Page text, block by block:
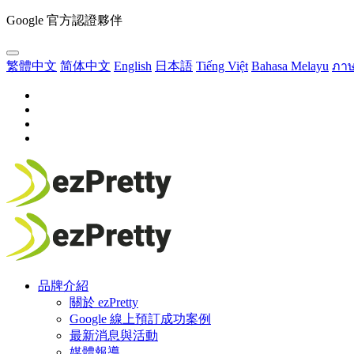
Google 官方認證夥伴
繁體中文 简体中文 English 日本語 Tiếng Việt Bahasa Melayu ภา
品牌介紹
關於 ezPretty
Google 線上預訂成功案例
最新消息與活動